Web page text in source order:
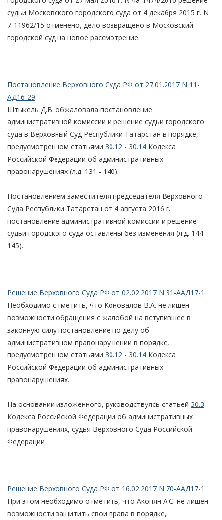
судьи Московского городского суда от 4 декабря 2015 г. N
7-11962/15 отменено, дело возвращено в Московский
городской суд на новое рассмотрение.
Постановление Верховного Суда РФ от 27.01.2017 N 11-
АД16-29
Штыкель Д.В. обжаловала постановление
административной комиссии и решение судьи городского
суда в Верховный Суд Республики Татарстан в порядке,
предусмотренном статьями 30.12 - 30.14 Кодекса
Российской Федерации об административных
правонарушениях (л.д. 131 - 140).
Постановлением заместителя председателя Верховного
Суда Республики Татарстан от 4 августа 2016 г.
постановление административной комиссии и решение
судьи городского суда оставлены без изменения (л.д. 144 -
145).
Решение Верховного Суда РФ от 02.02.2017 N 81-ААД17-1
Необходимо отметить, что Коновалов В.А. не лишен
возможности обращения с жалобой на вступившее в
законную силу постановление по делу об
административном правонарушении в порядке,
предусмотренном статьями 30.12 - 30.14 Кодекса
Российской Федерации об административных
правонарушениях.
На основании изложенного, руководствуясь статьей 30.3
Кодекса Российской Федерации об административных
правонарушениях, судья Верховного Суда Российской
Федерации
Решение Верховного Суда РФ от 16.02.2017 N 70-ААД17-1
При этом необходимо отметить, что Акопян А.С. не лишен
возможности защитить свои права в порядке,